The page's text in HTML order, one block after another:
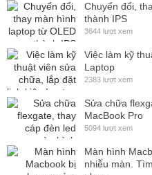
Chuyển đổi,
thành IPS
3644 lượt xem
Việc làm kỹ
Laptop
2383 lượt xem
Sửa chữa
MacBook Pro
5094 lượt xem
Màn hình
nhiễu màn.